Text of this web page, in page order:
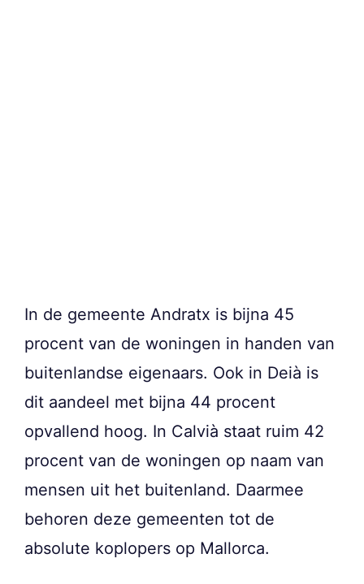
In de gemeente Andratx is bijna 45
procent van de woningen in handen van
buitenlandse eigenaars. Ook in Deià is
dit aandeel met bijna 44 procent
opvallend hoog. In Calvià staat ruim 42
procent van de woningen op naam van
mensen uit het buitenland. Daarmee
behoren deze gemeenten tot de
absolute koplopers op Mallorca.